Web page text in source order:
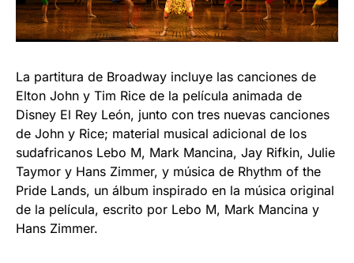
La partitura de Broadway incluye las canciones de
Elton John y Tim Rice de la película animada de
Disney El Rey León, junto con tres nuevas canciones
de John y Rice; material musical adicional de los
sudafricanos Lebo M, Mark Mancina, Jay Rifkin, Julie
Taymor y Hans Zimmer, y música de Rhythm of the
Pride Lands, un álbum inspirado en la música original
de la película, escrito por Lebo M, Mark Mancina y
Hans Zimmer.